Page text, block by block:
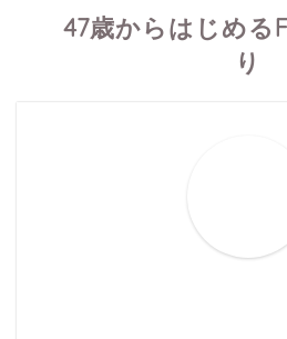
47歳からはじめる
り